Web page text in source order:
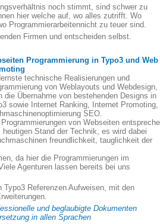
noch stimmt, sind schwer zu
hier welche auf, wo alles zutrifft. Wo
Programmierarbeitennicht zu teuer sind.
Firmen und entscheiden selbst.
Programmierung in Typo3 und Web
technische Realisierungen und
von Weblayouts und Webdesign,
die Übernahme von bestehenden Designs in
sowie Internet Ranking, Internet Promoting,
SEO.
von Webseiten
heutigen Stand der Technik, es wird dabei
freundlichkeit, tauglichkeit der
da hier die Programmierungen im
Agenturen lassen bereits bei uns
Typo3 Referenzen Aufweisen, mit den
und beglaubigte Dokumenten
in allen Sprachen